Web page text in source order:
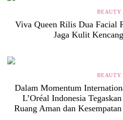
BEAUTY
Viva Queen Rilis Dua Facial
Jaga Kulit
BEAUTY
Dalam Momentum
L’Oréal Indonesia
Ruang Aman dan